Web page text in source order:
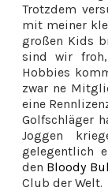
Trotzdem
mit meiner
großen Kids
sind wir
Hobbies
zwar ne
eine
Golfschläger
Joggen
gelegentlich
den Bloody
Club der Welt.